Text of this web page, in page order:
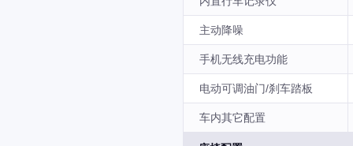
主动降噪
手机无线充电功能
电动可调油门/刹车踏板
车内其它配置